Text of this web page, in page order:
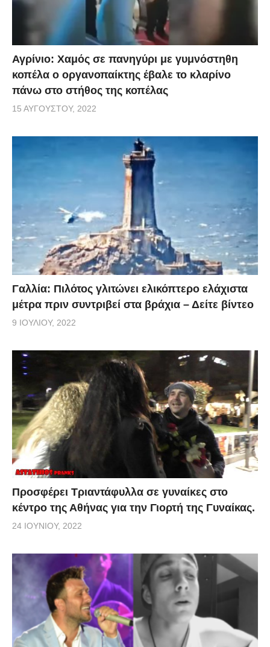
Αγρίνιο: Χαμός σε πανηγύρι με γυμνόστηθη
κοπέλα ο οργανοπαίκτης έβαλε το κλαρίνο
πάνω στο στήθος της κοπέλας
15 ΑΥΓΟΎΣΤΟΥ, 2022
Γαλλία: Πιλότος γλιτώνει ελικόπτερο ελάχιστα
μέτρα πριν συντριβεί στα βράχια – Δείτε βίντεο
9 ΙΟΥΛΊΟΥ, 2022
Προσφέρει Τριαντάφυλλα σε γυναίκες στο
κέντρο της Αθήνας για την Γιορτή της Γυναίκας.
24 ΙΟΥΝΊΟΥ, 2022